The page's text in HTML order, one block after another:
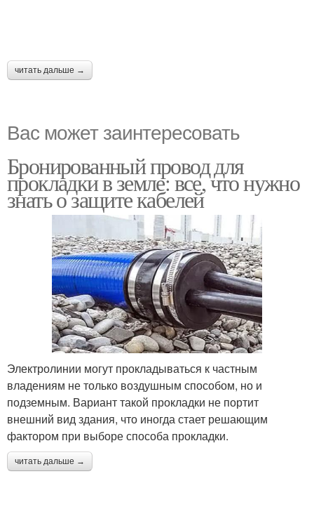
читать дальше →
Вас может заинтересовать
Бронированный провод для
прокладки в земле: все, что нужно
знать о защите кабелей
Электролинии могут прокладываться к частным
владениям не только воздушным способом, но и
подземным. Вариант такой прокладки не портит
внешний вид здания, что иногда стает решающим
фактором при выборе способа прокладки.
читать дальше →